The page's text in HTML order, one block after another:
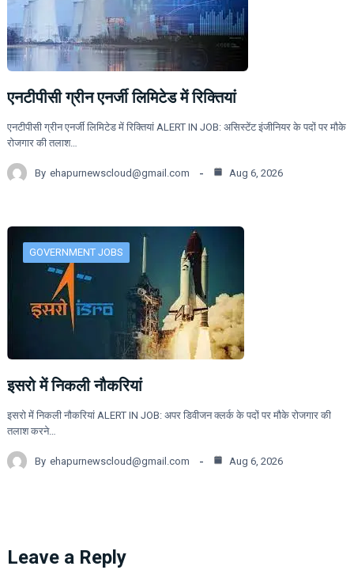
एनटीपीसी ग्रीन एनर्जी लिमिटेड में रिक्तियां
एनटीपीसी ग्रीन एनर्जी लिमिटेड में रिक्तियां ALERT IN JOB: असिस्टेंट इंजीनियर के पदों पर मौके
रोजगार की तलाश…
By ehapurnewscloud@gmail.com Aug 6, 2026
GOVERNMENT JOBS
इसरो में निकली नौकरियां
इसरो में निकली नौकरियां ALERT IN JOB: अपर डिवीजन क्लर्क के पदों पर मौके रोजगार की
तलाश करने…
By ehapurnewscloud@gmail.com Aug 6, 2026
Leave a Reply